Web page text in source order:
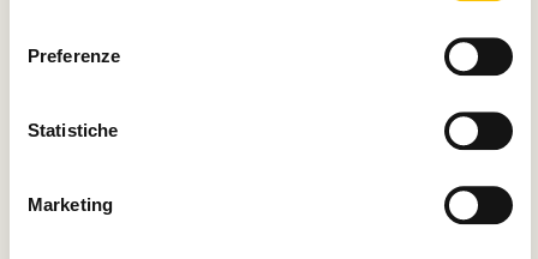
Preferenze
Statistiche
Marketing